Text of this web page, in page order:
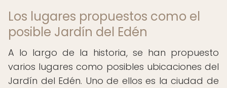
Los lugares propuestos como el
posible Jardín del Edén
A lo largo de la historia, se han propuesto
varios lugares como posibles ubicaciones del
Jardín del Edén. Uno de ellos es la ciudad de